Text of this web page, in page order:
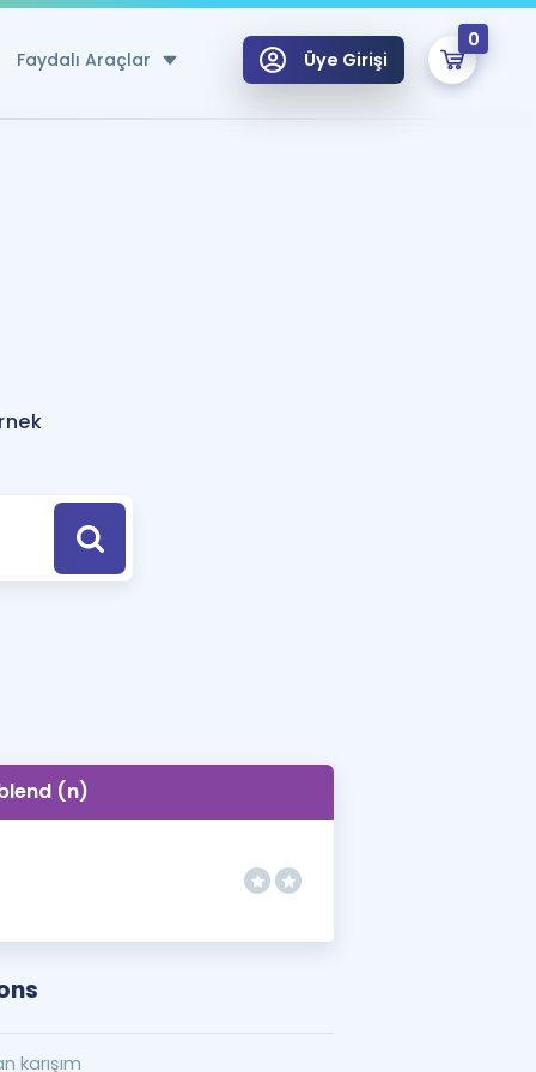
Faydalı Araçlar
Hesaplama Aracı
için Öneriler
Tek Takvimde
İlgili Haberler
Üye Girişi
0
(n)
karışım